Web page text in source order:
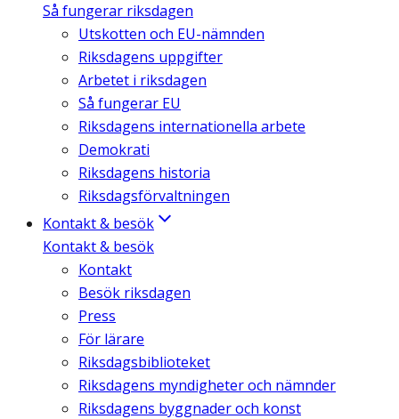
Så fungerar riksdagen
Utskotten och EU-nämnden
Riksdagens uppgifter
Arbetet i riksdagen
Så fungerar EU
Riksdagens internationella arbete
Demokrati
Riksdagens historia
Riksdagsförvaltningen
Kontakt & besök
Kontakt & besök
Kontakt
Besök riksdagen
Press
För lärare
Riksdagsbiblioteket
Riksdagens myndigheter och nämnder
Riksdagens byggnader och konst